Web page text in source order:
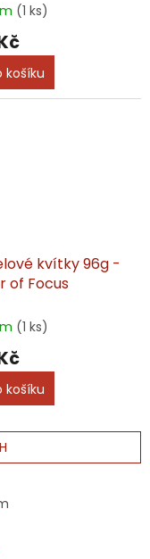
(1 ks)
košíku
kvítky 96g -
of Focus
(1 ks)
košíku